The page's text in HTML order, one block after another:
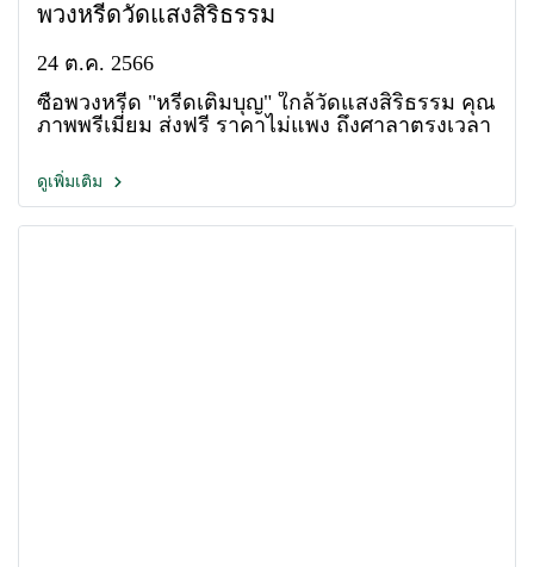
พวงหรีดวัดแสงสิริธรรม
24 ต.ค. 2566
ซื้อพวงหรีด "หรีดเติมบุญ" ใกล้วัดแสงสิริธรรม คุณ
ภาพพรีเมี่ยม ส่งฟรี ราคาไม่แพง ถึงศาลาตรงเวลา
ดูเพิ่มเติม